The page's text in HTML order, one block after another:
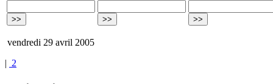
vendredi 29 avril 2005
| 2